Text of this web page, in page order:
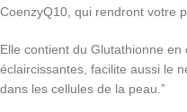
CoenzyQ10, qui rendront votre
Elle contient du Glutathionne
éclaircissantes, facilite aussi le
dans les cellules de la peau.”